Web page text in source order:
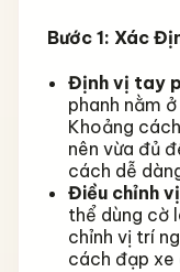
Bước 1: Xác
Định vị tay
phanh nằm
Khoảng
nên vừa đủ
cách dễ
Điều chỉnh
thể dùng cờ
chỉnh vị trí
cách đạp xe